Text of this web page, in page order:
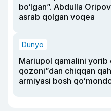
bo‘lgan”. Abdulla
asrab qolgan voqea
Dunyo
Mariupol qamalini yorib
qozoni”dan chiqqan
armiyasi bosh